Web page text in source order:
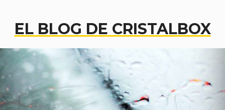
EL BLOG DE CRISTALBOX